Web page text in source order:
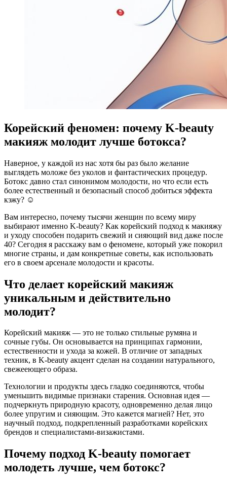
Корейский феномен: почему K-beauty
макияж молодит лучше ботокса?
Наверное, у каждой из нас хотя бы раз было желание
выглядеть моложе без уколов и фантастических процедур.
Ботокс давно стал синонимом молодости, но что если есть
более естественный и безопасный способ добиться эффекта
кэжу? ☺️
Вам интересно, почему тысячи женщин по всему миру
выбирают именно K-beauty? Как корейский подход к макияжу
и уходу способен подарить свежий и сияющий вид даже после
40? Сегодня я расскажу вам о феномене, который уже покорил
многие страны, и дам конкретные советы, как использовать
его в своем арсенале молодости и красоты.
Что делает корейский макияж
уникальным и действительно
молодит?
Корейский макияж — это не только стильные румяна и
сочные губы. Он основывается на принципах гармонии,
естественности и ухода за кожей. В отличие от западных
техник, в K-beauty акцент сделан на создании натурального,
свежееющего образа.
Технологии и продукты здесь гладко соединяются, чтобы
уменьшить видимые признаки старения. Основная идея —
подчеркнуть природную красоту, одновременно делая лицо
более упругим и сияющим. Это кажется магией? Нет, это
научный подход, подкрепленный разработками корейских
брендов и специалистами-визажистами.
Почему подход K-beauty помогает
молодеть лучше, чем ботокс?